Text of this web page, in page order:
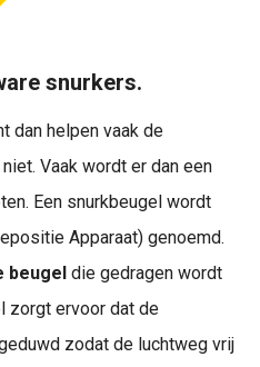
snurkers.
dan helpen vaak de
Vaak wordt er dan een
Een snurkbeugel wordt
Apparaat) genoemd.
beugel die gedragen wordt
zorgt ervoor dat de
zodat de luchtweg vrij